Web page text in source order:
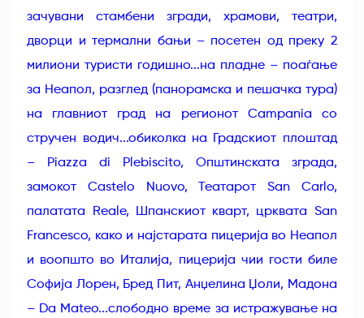
зачувани стамбени згради, храмови, театри,
дворци и термални бањи – посетен од преку 2
милиони туристи годишно...на пладне – поаѓање
за Неапол, разглед (панорамска и пешачка тура)
на главниот град на регионот Campania со
стручен водич...обиколка на Градскиот плоштад
– Piazza di Plebiscito, Општинската зграда,
замокот Castelo Nuovo, Театарот San Carlo,
палатата Reale, Шпанскиот кварт, црквата San
Francesco, како и најстарата пицерија во Неапол
и воопшто во Италија, пицерија чии гости биле
Софија Лорен, Бред Пит, Анџелина Џоли, Мадона
– Da Mateo...слободно време за истражување на